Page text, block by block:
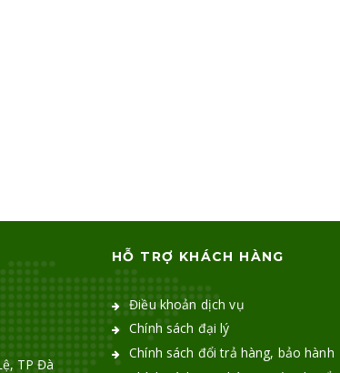
TP Đà
HỖ TRỢ KHÁCH HÀNG
Điều khoản dịch vụ
Chính sách đại lý
Chính sách đổi trả hàng, bảo hành